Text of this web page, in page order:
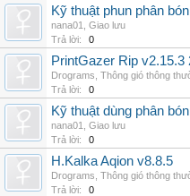
Kỹ thuật phun phân
nana01
Giao lưu
Trả lời:
0
PrintGazer Rip v2.15.3
Drograms Thông gió thông
Trả lời:
0
Kỹ thuật dùng phân
nana01
Giao lưu
Trả lời:
0
H.Kalka Aqion v8.8.5
Drograms Thông gió thông
Trả lời:
0